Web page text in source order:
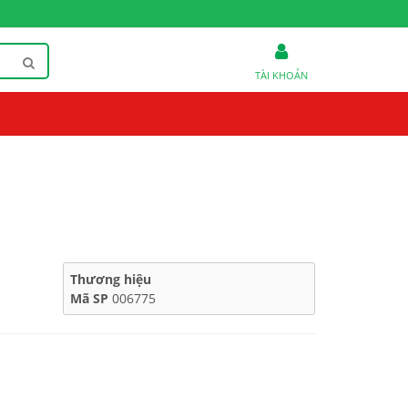
TÀI KHOẢN
Thương hiệu
Mã SP 006775